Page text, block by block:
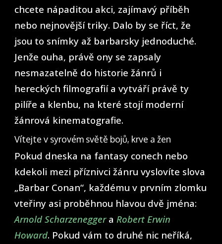
chcete nápaditou akci, zajímavý příběh
nebo nejnovější triky. Dalo by se říct, že
jsou to snímky až barbarsky jednoduché.
Jenže ouha, právě ony se zapsaly
nesmazatelně do historie žánrů i
hereckých filmografií a vytváří právě ty
pilíře a klenbu, na které stojí moderní
žánrová kinematografie.
Vítejte v syrovém světě bojů, krve a žen
Pokud dneska na fantasy conech nebo
kdekoli mezi příznivci žánru vyslovíte slova
„Barbar Conan“, každému v prvním zlomku
vteřiny asi proběhnou hlavou dvě jména:
Arnold ScharzeneggeraRobert Erwin
Howard. Pokud vám to druhé nic neříká,